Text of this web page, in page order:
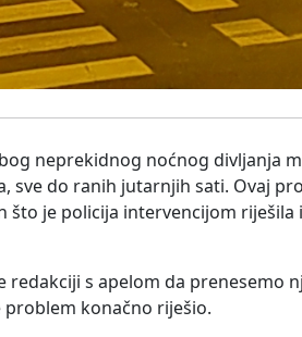
neprekidnog noćnog divljanja
sve do ranih jutarnjih sati. Ovaj
što je policija intervencijom
redakciji s apelom da prenesemo
konačno riješio.